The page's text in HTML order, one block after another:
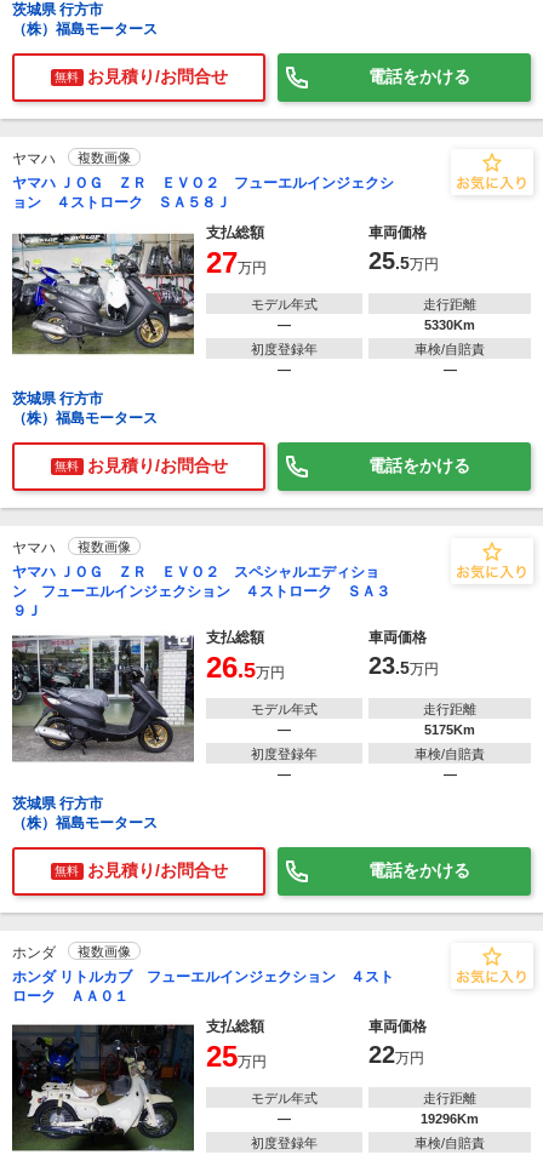
茨城県 行方市
（株）福島モータース
無料 お見積り/お問合せ 電話をかける
ヤマハ 複数画像
ヤマハ ＪＯＧ ＺＲ ＥＶＯ２ フューエルインジェクシ
ョン ４ストローク ＳＡ５８Ｊ
支払総額
車両価格
27万円 25.5万円
モデル年式
―
走行距離
5330Km
初度登録年
―
車検/自賠責
―
茨城県 行方市
（株）福島モータース
無料 お見積り/お問合せ 電話をかける
ヤマハ 複数画像
ヤマハ ＪＯＧ ＺＲ ＥＶＯ２ スペシャルエディショ
ン フューエルインジェクション ４ストローク ＳＡ３
９Ｊ
支払総額
車両価格
26.5万円 23.5万円
モデル年式
―
走行距離
5175Km
初度登録年
―
車検/自賠責
―
茨城県 行方市
（株）福島モータース
無料 お見積り/お問合せ 電話をかける
ホンダ 複数画像
ホンダ リトルカブ フューエルインジェクション ４スト
ローク ＡＡ０１
支払総額
車両価格
25万円 22万円
モデル年式
―
走行距離
19296Km
初度登録年
車検/自賠責